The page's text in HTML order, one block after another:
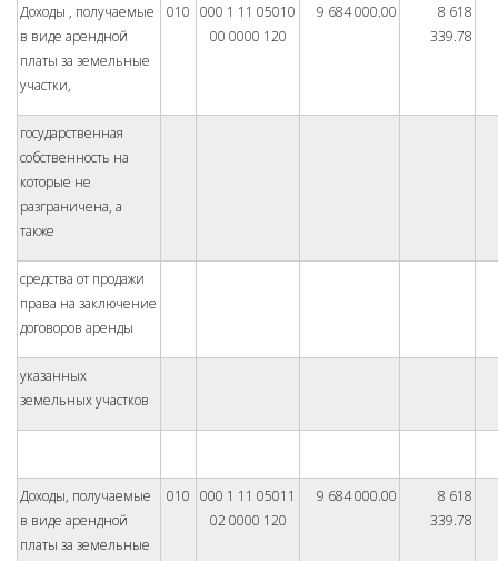
Доходы , получаемые
в виде арендной
платы за земельные
участки,
010 000 1 11 05010
00 0000 120
9 684 000.00
8 618
339.78
государственная
собственность на
которые не
разграничена, а
также
средства от продажи
права на заключение
договоров аренды
указанных
земельных участков
Доходы, получаемые
в виде арендной
платы за земельные
010 000 1 11 05011
02 0000 120
9 684 000.00
8 618
339.78